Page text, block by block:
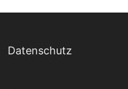
Datenschutz